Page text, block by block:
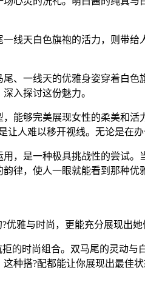
线天白色旗袍的活力，则带
、一线天的优雅身姿穿着白
入探讨这份魅力。
能够完美展现女性的柔美和
人难以移开视线。无论是在
，是一种极具挑战性的尝试
律，使人一眼就能看到那种优
优雅与时尚，更能充分展现出
的时尚组合。双马尾的灵动
种搭?配都能让你展现出最佳状